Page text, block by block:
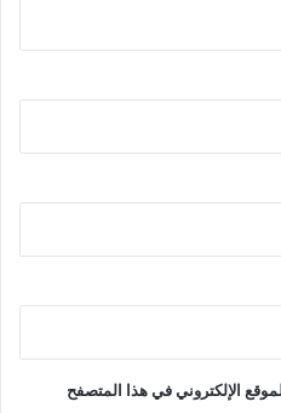
الإلكتروني في هذا المتصفح